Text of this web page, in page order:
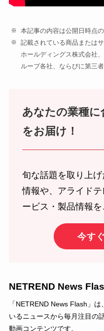
本記事の内容は公開日時点の
記載されている商品または
ホールディングス株式会社
ループ各社、ならびに第三
あなたの業種
をお届け！
旬な話題を取り上
情報や、アライド
ービス・製品情報を
今す
NETREND News
「NETREND News Flash」
いるニュースから毎月注目の
動画コンテンツです。